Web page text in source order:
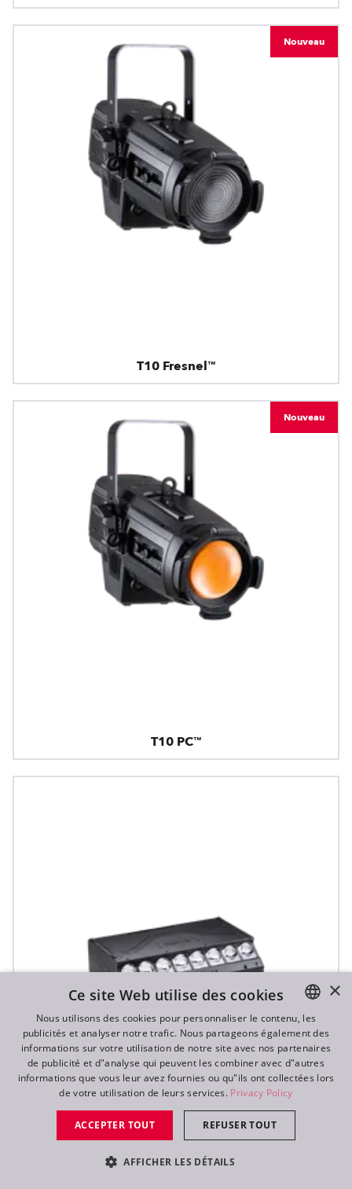
T10 Fresnel™
Nouveau
T10 PC™
Nouveau
T31 Cyc™
ENGLISH
DE
RU
×
Ce site Web utilise des cookies
Nous utilisons des cookies pour personnaliser le contenu, les
publicités et analyser notre trafic. Nous partageons également des
informations sur votre utilisation de notre site avec nos partenaires
de publicité et d"analyse qui peuvent les combiner avec d"autres
informations que vous leur avez fournies ou qu"ils ont collectées lors
de votre utilisation de leurs services. Privacy Policy
ACCEPTER TOUT REFUSER TOUT
AFFICHER LES DÉTAILS